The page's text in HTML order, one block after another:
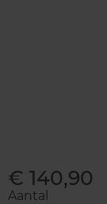
€ 140,90
Aantal